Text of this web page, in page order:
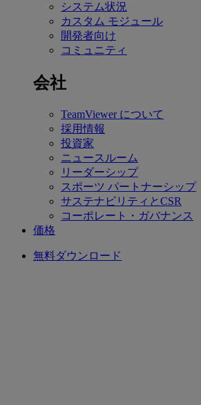
システム状況
カスタム モジュール
開発者向け
コミュニティ
会社
TeamViewer について
採用情報
投資家
ニュースルーム
リーダーシップ
スポーツ パートナーシップ
サステナビリティとCSR
コーポレート・ガバナンス
価格
無料ダウンロード